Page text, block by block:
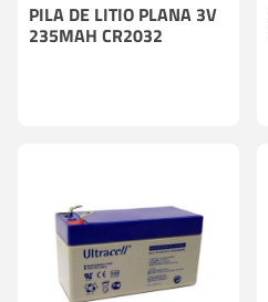
PILA DE LITIO PLANA 3V
235MAH CR2032